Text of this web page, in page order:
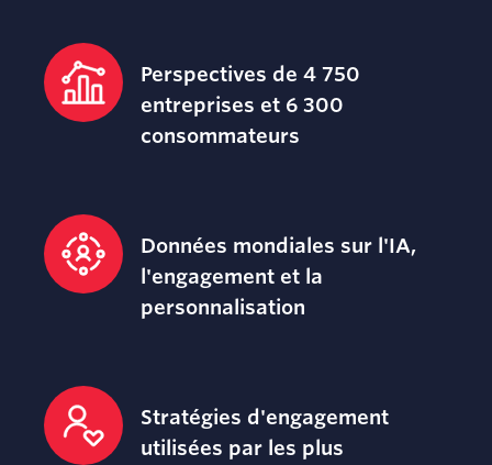
Perspectives de 4 750
entreprises et 6 300
consommateurs
Données mondiales sur l'IA,
l'engagement et la
personnalisation
Stratégies d'engagement
utilisées par les plus